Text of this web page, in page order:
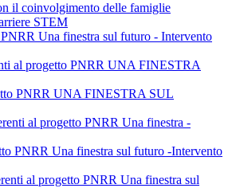
il coinvolgimento delle famiglie
STEM
Una finestra sul futuro - Intervento
al progetto PNRR UNA FINESTRA
PNRR UNA FINESTRA SUL
al progetto PNRR Una finestra -
PNRR Una finestra sul futuro -Intervento
al progetto PNRR Una finestra sul